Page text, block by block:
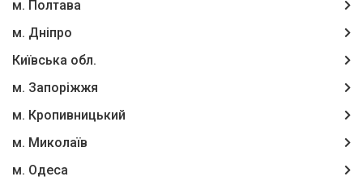
м. Полтава
м. Дніпро
Київська обл.
м. Запоріжжя
м. Кропивницький
м. Миколаїв
м. Одеса